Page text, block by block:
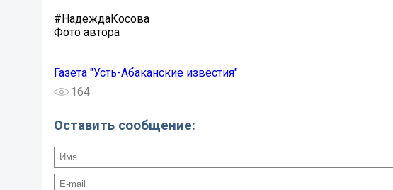
#НадеждаКосова
Фото автора
Газета "Усть-Абаканские известия"
164
Оставить сообщение: